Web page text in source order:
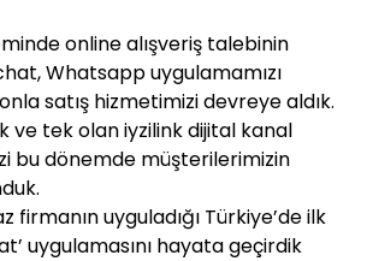
online alışveriş talebinin
Whatsapp uygulamamızı
satış hizmetimizi devreye aldık.
ve tek olan iyzilink dijital kanal
bu dönemde müşterilerimizin
firmanın uyguladığı Türkiye’de ilk
uygulamasını hayata geçirdik